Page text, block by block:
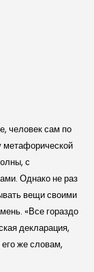
человек сам по
метафорической
с
Однако не раз
вещи своими
«Все гораздо
декларация,
же словам,